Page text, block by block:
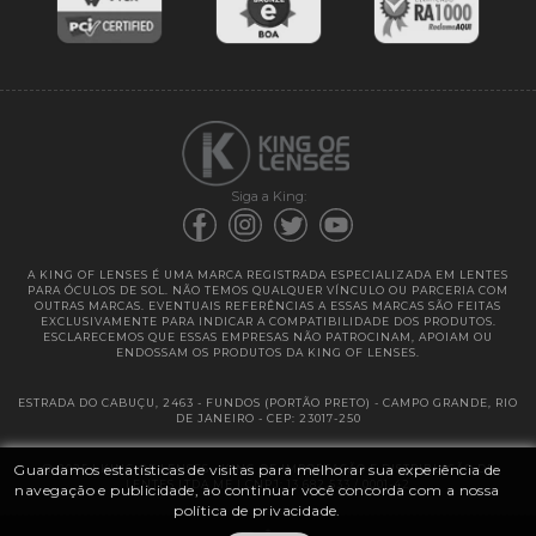
Guardamos estatísticas de visitas para melhorar sua experiência de
navegação e publicidade, ao continuar você concorda com a nossa
política de privacidade.
Entregas
Siga a King:
A KING OF LENSES É UMA MARCA REGISTRADA ESPECIALIZADA EM LENTES
PARA ÓCULOS DE SOL. NÃO TEMOS QUALQUER VÍNCULO OU PARCERIA COM
OUTRAS MARCAS. EVENTUAIS REFERÊNCIAS A ESSAS MARCAS SÃO FEITAS
EXCLUSIVAMENTE PARA INDICAR A COMPATIBILIDADE DOS PRODUTOS.
ESCLARECEMOS QUE ESSAS EMPRESAS NÃO PATROCINAM, APOIAM OU
ENDOSSAM OS PRODUTOS DA KING OF LENSES.
ESTRADA DO CABUÇU, 2463 - FUNDOS (PORTÃO PRETO) - CAMPO GRANDE, RIO
DE JANEIRO - CEP: 23017-250
@ 2025 | KING OF LENSES - KING OF IMPORTAÇÃO E DISTRIBUIÇÃO DE
LENTES LTDA ME | CNPJ: 13.682.533 / 0001-42